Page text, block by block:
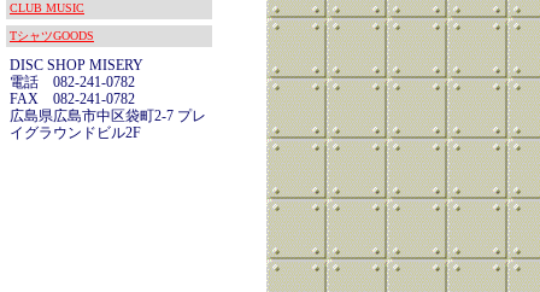
CLUB MUSIC
TシャツGOODS
DISC SHOP MISERY
電話 082-241-0782
FAX 082-241-0782
広島県広島市中区袋町2-7 プレ
イグラウンドビル2F